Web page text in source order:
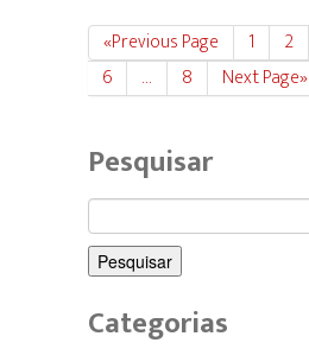
«Previous Page 1 2
6
… 8 Next Page»
Pesquisar
Pesquisar
por:
Categorias